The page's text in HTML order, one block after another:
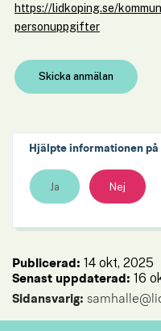
https://lidkoping.se/
personuppgifter
Hjälpte informationen på
Ja Nej
Publicerad: 14 okt, 2025
Senast uppdaterad: 16
Sidansvarig: